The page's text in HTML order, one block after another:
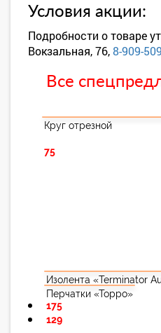
Условия акции:
Подробности о товаре
Вокзальная, 76,8-909-
Все
Круг отрезной
75
Изолента «Terminator
175
Перчатки «Торро»
129